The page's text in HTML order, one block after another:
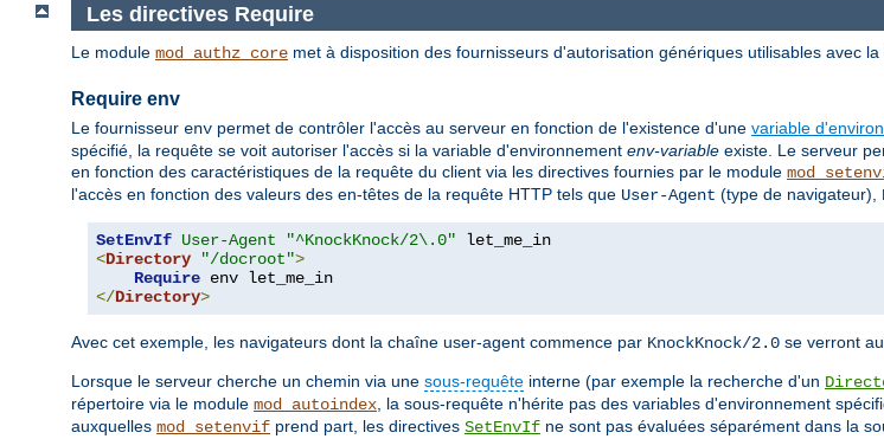
Les directives Require
Le module mod_authz_core met à disposition des fournisseurs d'autorisation génériques utilisables avec la
Require env
Le fournisseur env permet de contrôler l'accès au serveur en fonction de l'existence d'une variable
spécifié, la requête se voit autoriser l'accès si la variable d'environnement env-variable existe. Le serveur
en fonction des caractéristiques de la requête du client via les directives fournies par le module
l'accès en fonction des valeurs des en-têtes de la requête HTTP tels que User-Agent (type de navigateur),
SetEnvIf User-Agent "^KnockKnock/2\.0"
<Directory "/docroot">
Require
</Directory>
Avec cet exemple, les navigateurs dont la chaîne user-agent commence par KnockKnock/2.0 se verront
Lorsque le serveur cherche un chemin via une sous-requête interne (par exemple la recherche d'un
répertoire via le module mod_autoindex, la sous-requête n'hérite pas des variables d'environnement
auxquelles mod_setenvif prend part, les directives SetEnvIf ne sont pas évaluées séparément dans la